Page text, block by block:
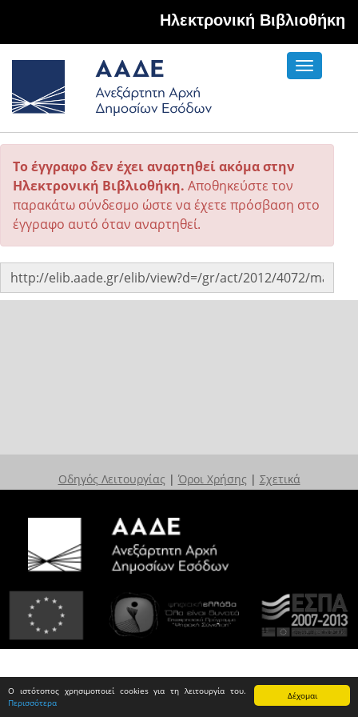
Δέχομαι
Ο ιστότοπος χρησιμοποιεί cookies για τη λειτουργία του.
Περισσότερα
Hλεκτρονική Βιβλιοθήκη
Toggle
Το έγγραφο δεν έχει αναρτηθεί ακόμα στην
Ηλεκτρονική Βιβλιοθήκη. Αποθηκεύστε τον
παρακάτω σύνδεσμο ώστε να έχετε πρόσβαση στο
έγγραφο αυτό όταν αναρτηθεί.
Οδηγός Λειτουργίας | Όροι Χρήσης | Σχετικά